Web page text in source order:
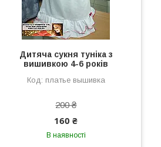
Дитяча сукня туніка з
вишивкою 4-6 років
платье вышивка
200 ₴
160 ₴
В наявності